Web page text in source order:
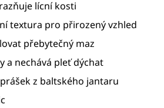
lícníkosti
textura pro přirozenývzhled
přebytečný maz
a nechává pleťdýchat
prášekz baltského jantaru